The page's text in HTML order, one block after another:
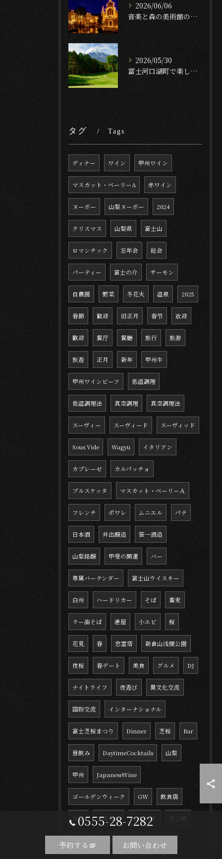
2026/06/06
音楽と森の美術館のお花やオルゴール鑑賞後に堪能する河口湖駅周辺の特別なディナープラン
2026/05/30
富士河口湖町で楽しむゴルフの後の贅沢ディナー 美味しい料理とお酒があるおすすめレストラン
タグ Tags
ディナー ワイン 甲州ワイン
マスカット・ベーリーA 赤ワイン
ヌーボー 山梨ヌーボー 2024
クリスマス 山梨県 富士山
ロマンチック 忘年会 総会
パーティー 富士の介 サーモン
自農園 野菜 冬花火 温泉 2025
春節 歓迎 旧正月 春节 欢迎
歡迎 餐厅 餐廳 旅行 旅游
旅遊 正月 新年 甲州牛
甲州ワインビーフ 低温調理
低温調理法 真空調理 真空調理法
スーヴィー スーヴィード スーヴィッド
Sous Vide Wagyu イタリアン
カプレーゼ カルパッチョ
ブルスケッタ マスカット・ベーリーＡ
フレンチ ポワレ ムニエル パテ
日本酒 井出醸造 笹一酒造
山梨銘醸 甲斐の開運 バー
専属バーテンダー 富士山ウイスキー
白州 ハードリカー そば 蕎麦
ラー油そば 港屋 小エビ 桜
花見 春 忠霊塔 新倉山浅間公園
夜桜 春デート 美食 グルメ DJ
ナイトライフ 夜遊び 異文化交流
国際交流 インターナショナル
富士芝桜まつり Dinner 芝桜 Bar
昼飲み DaytimeCocktails 山梨
甲州 JapaneseWine
ゴールデンウィーク GW 飲食店
食事 地産地消 山梨県産
外食 深夜
0555-28-7282
予約する お問い合わせ